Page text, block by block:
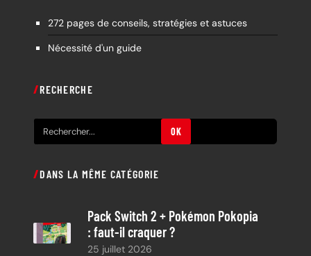
272 pages de conseils, stratégies et astuces
Nécessité d'un guide
RECHERCHE
e
h
OK
DANS LA MÊME CATÉGORIE
Pack Switch 2 + Pokémon Pokopia
: faut-il craquer ?
25 juillet 2026